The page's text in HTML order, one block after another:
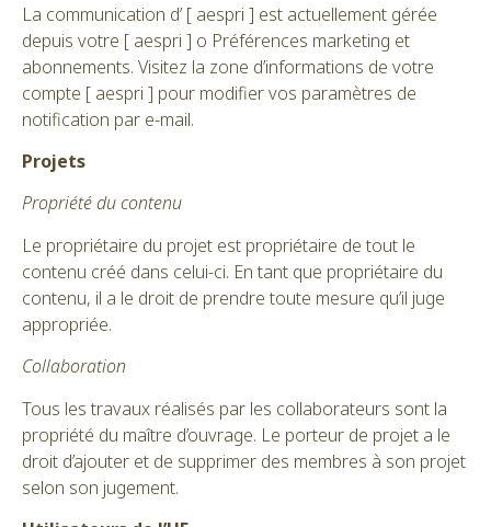
La communication d’ [ aespri ] est actuellement gérée
depuis votre [ aespri ] o Préférences marketing et
abonnements. Visitez la zone d’informations de votre
compte [ aespri ] pour modifier vos paramètres de
notification par e-mail.
Projets
Propriété du contenu
Le propriétaire du projet est propriétaire de tout le
contenu créé dans celui-ci. En tant que propriétaire du
contenu, il a le droit de prendre toute mesure qu’il juge
appropriée.
Collaboration
Tous les travaux réalisés par les collaborateurs sont la
propriété du maître d’ouvrage. Le porteur de projet a le
droit d’ajouter et de supprimer des membres à son projet
selon son jugement.